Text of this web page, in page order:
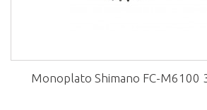
Monoplato Shimano FC-M6100